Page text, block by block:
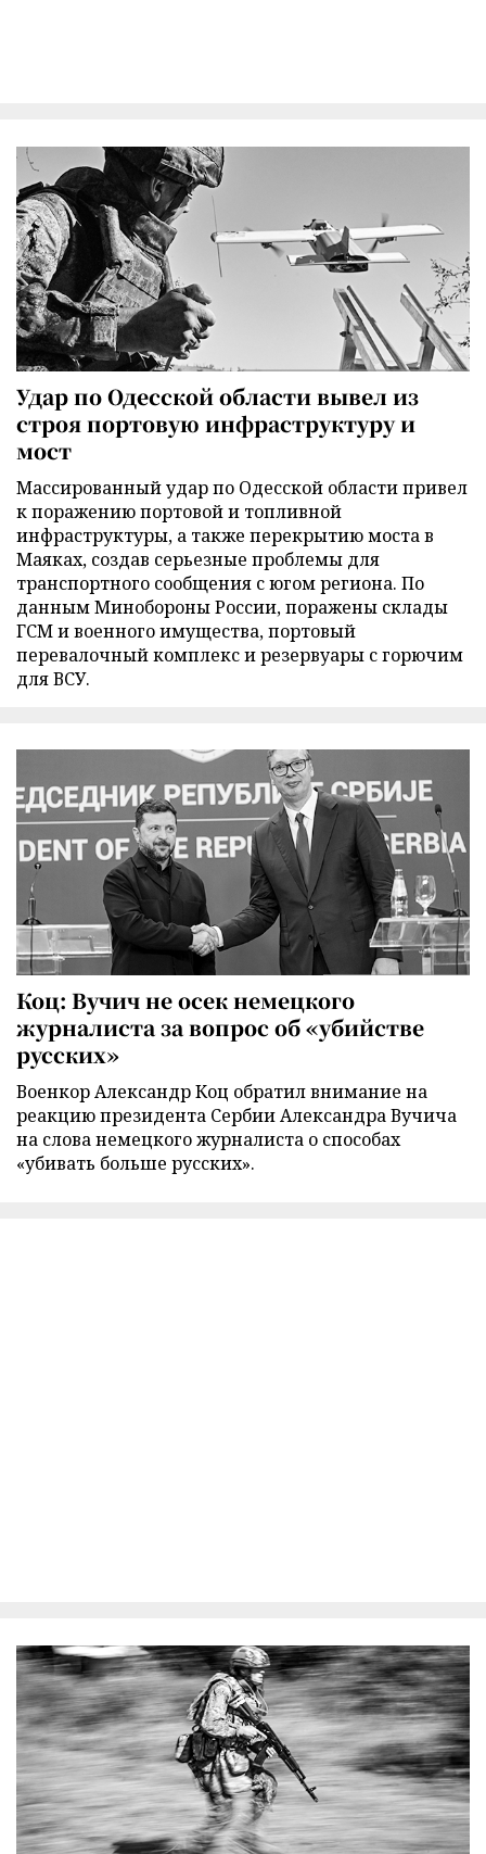
Удар по Одесской области вывел из
строя портовую инфраструктуру и
мост
Массированный удар по Одесской области привел
к поражению портовой и топливной
инфраструктуры, а также перекрытию моста в
Маяках, создав серьезные проблемы для
транспортного сообщения с югом региона. По
данным Минобороны России, поражены склады
ГСМ и военного имущества, портовый
перевалочный комплекс и резервуары с горючим
для ВСУ.
Коц: Вучич не осек немецкого
журналиста за вопрос об «убийстве
русских»
Военкор Александр Коц обратил внимание на
реакцию президента Сербии Александра Вучича
на слова немецкого журналиста о способах
«убивать больше русских».